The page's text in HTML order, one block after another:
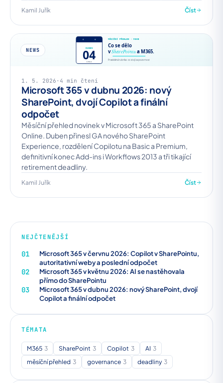
Kamil Juřík Číst
NEWS
1. 5. 2026 · 4 min čtení
Microsoft 365 v dubnu 2026: nový
SharePoint, dvojí Copilot a finální
odpočet
Měsíční přehled novinek v Microsoft 365 a SharePoint
Online. Duben přinesl GA nového SharePoint
Experience, rozdělení Copilotu na Basic a Premium,
definitivní konec Add-ins i Workflows 2013 a tři tikající
retirement deadliny.
Kamil Juřík Číst
NEJČTENĚJŠÍ
01
Microsoft 365 v červnu 2026: Copilot v SharePointu,
autoritativní weby a poslední odpočet
02
Microsoft 365 v květnu 2026: AI se nastěhovala
přímo do SharePointu
03
Microsoft 365 v dubnu 2026: nový SharePoint, dvojí
Copilot a finální odpočet
TÉMATA
M365 3 SharePoint 3 Copilot 3 AI 3
měsíční přehled 3 governance 3 deadliny 3